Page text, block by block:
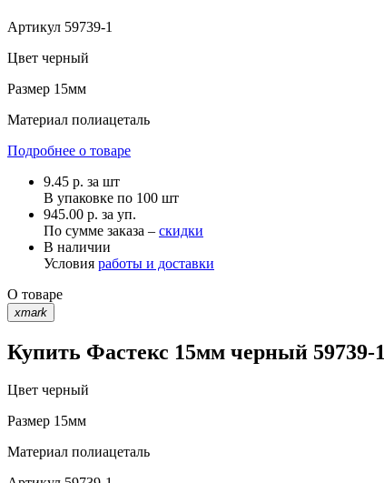
Артикул 59739-1
Цвет черный
Размер 15мм
Материал полиацеталь
Подробнее о товаре
9.45 р. за шт
В упаковке по 100 шт
945.00 р. за уп.
По сумме заказа – скидки
В наличии
Условия работы и доставки
О товаре
xmark
Купить Фастекс 15мм черный 59739-
Цвет черный
Размер 15мм
Материал полиацеталь